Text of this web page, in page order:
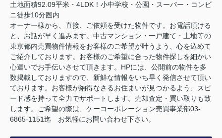
土地面積92.09平米・4LDK！小中学校・公園・スーパー・コンビ
ニ徒歩10分圏内
オーナー様から、直接、ご依頼を受けた物件です。お電話頂ける
と、お話が早く進みます。中古マンション・一戸建て・土地等の
東京都内売買物件情報をお客様のご希望が叶うよう、心を込めて
ご紹介しております。お客様のご希望に合った物件探しを細かい
心遣いでお手伝いさせて頂きます。HPには、公開前の物件を多
数掲載しておりますので、新鮮な情報をいち早く発信させて頂い
ております。お客様が納得なさるお住まいが見つかるよう、スピ
ード感を持って全力でサポートします。売却査定・買い取りも致
します。ご希望の際は、ケーコーポレーション売買事業部03-
6865-1151迄 お気軽にお問い合わせ下さい。